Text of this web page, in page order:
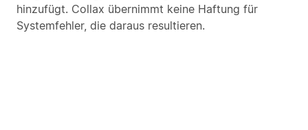
hinzufügt. Collax übernimmt keine Haftung für
Systemfehler, die daraus resultieren.